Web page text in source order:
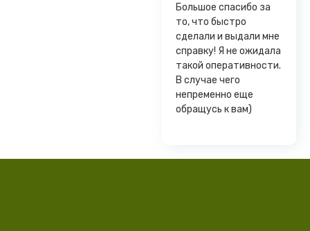
Большое спасибо за
то, что быстро
сделали и выдали мне
справку! Я не ожидала
такой оперативности.
В случае чего
непременно еще
обращусь к вам)